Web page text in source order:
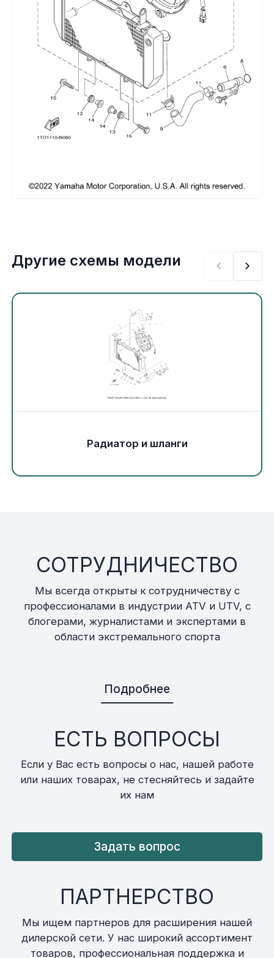
Топливная система
Тормозная система
Трансмиссия
Управление
Электрика
Другое
Движители (гребные винты)
Якорное оборудование
Другие схемы модели
Радиатор и шланги
СОТРУДНИЧЕСТВО
Мы всегда открыты к сотрудничеству с
профессионалами в индустрии ATV и UTV, с
блогерами, журналистами и экспертами в
области экстремального спорта
Подробнее
ЕСТЬ ВОПРОСЫ
Если у Вас есть вопросы о нас, нашей работе
или наших товарах, не стесняйтесь и задайте
их нам
Задать вопрос
ПАРТНЕРСТВО
Мы ищем партнеров для расширения нашей
дилерской сети. У нас широкий ассортимент
товаров, профессиональная поддержка и